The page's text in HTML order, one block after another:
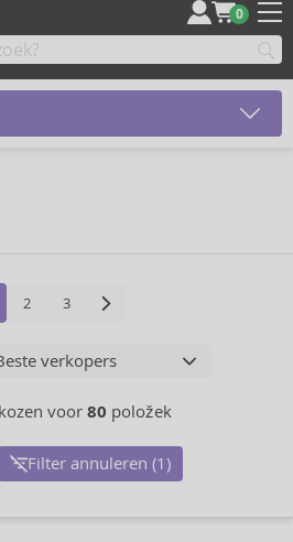
0
2 3
voor 80 položek
Filter annuleren (1)